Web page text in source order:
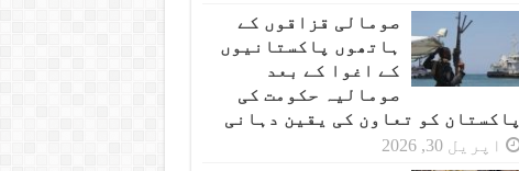
صومالی قزاقوں کے
ہاتھوں پاکستانیوں
کے اغوا کے بعد
صومالیہ حکومت کی
پاکستان کو تعاون کی یقین دہانی
اپریل 30, 2026